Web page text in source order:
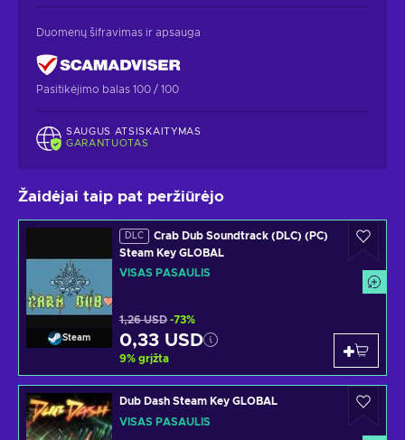
Duomenų šifravimas ir apsauga
Pasitikėjimo balas 100 / 100
SAUGUS ATSISKAITYMAS
GARANTUOTAS
Žaidėjai taip pat peržiūrėjo
Steam
DLC
Crab Dub Soundtrack (DLC) (PC)
Steam Key GLOBAL
VISAS PASAULIS
1,26 USD -73%
0,33 USD
9% grįžta
Dub Dash Steam Key GLOBAL
VISAS PASAULIS